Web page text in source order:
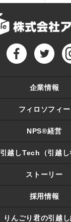
企業情報
フィロソフィー
NPS®経営
引越しTech（引越し
ストーリー
採用情報
りんごり君の引越